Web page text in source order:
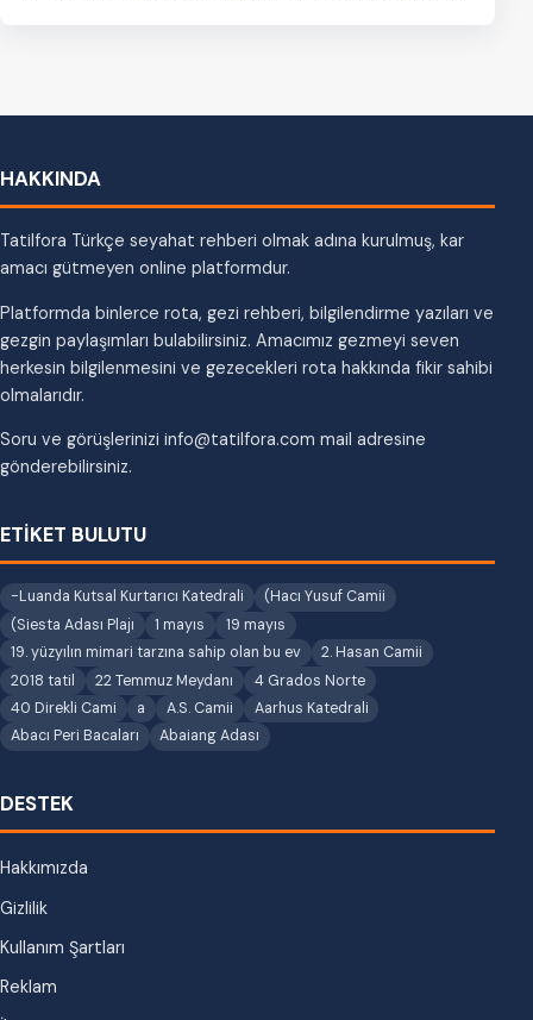
HAKKINDA
Tatilfora Türkçe seyahat rehberi olmak adına kurulmuş, kar
amacı gütmeyen online platformdur.
Platformda binlerce rota, gezi rehberi, bilgilendirme yazıları ve
gezgin paylaşımları bulabilirsiniz. Amacımız gezmeyi seven
herkesin bilgilenmesini ve gezecekleri rota hakkında fikir sahibi
olmalarıdır.
Soru ve görüşlerinizi info@tatilfora.com mail adresine
gönderebilirsiniz.
ETİKET BULUTU
-Luanda Kutsal Kurtarıcı Katedrali
(Hacı Yusuf Camii
(Siesta Adası Plajı
1 mayıs
19 mayıs
19. yüzyılın mimari tarzına sahip olan bu ev
2. Hasan Camii
2018 tatil
22 Temmuz Meydanı
4 Grados Norte
40 Direkli Cami
a A.S. Camii
Aarhus Katedrali
Abacı Peri Bacaları
Abaiang Adası
DESTEK
Hakkımızda
Gizlilik
Kullanım Şartları
Reklam